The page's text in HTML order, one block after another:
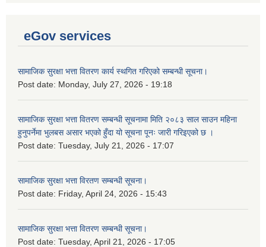
eGov services
सामाजिक सुरक्षा भत्ता वितरण कार्य स्थगित गरिएको सम्बन्धी सूचना।
Post date: Monday, July 27, 2026 - 19:18
सामाजिक सुरक्षा भत्ता वितरण सम्बन्धी सूचनामा मिति २०८३ साल साउन महिना
हुनुपर्नेमा भुलबस असार भएको हुँदा यो सूचना पूनः जारी गरिइएको छ ।
Post date: Tuesday, July 21, 2026 - 17:07
सामाजिक सुरक्षा भत्ता विरतण सम्बन्धी सूचना।
Post date: Friday, April 24, 2026 - 15:43
सामाजिक सुरक्षा भत्ता वितरण सम्‍बन्धी सूचना।
Post date: Tuesday, April 21, 2026 - 17:05